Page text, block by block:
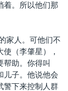
着。所以他们那
家人。可他们不
（李肇星），
帮助。你得叫
儿子。他说他会
警下来控制人群